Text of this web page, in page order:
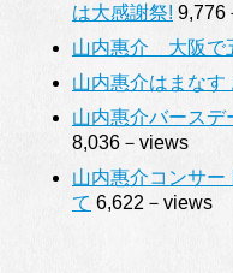
は大感謝祭! 9,776
山内惠介 大阪で
山内惠介はまなす
山内惠介バースデ
8,036－views
山内惠介コンサ
て 6,622－views